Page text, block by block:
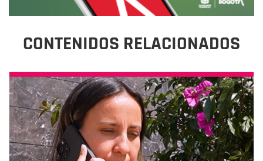
CONTENIDOS RELACIONADOS